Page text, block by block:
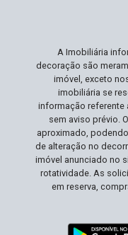
A Imobiliária
decoração são
imóvel, exceto
imobiliária se
informação referente
sem aviso prévio.
aproximado,
de alteração no
imóvel anunciado no
rotatividade. As
em reserva,